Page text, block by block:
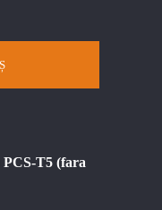
T5 (fara